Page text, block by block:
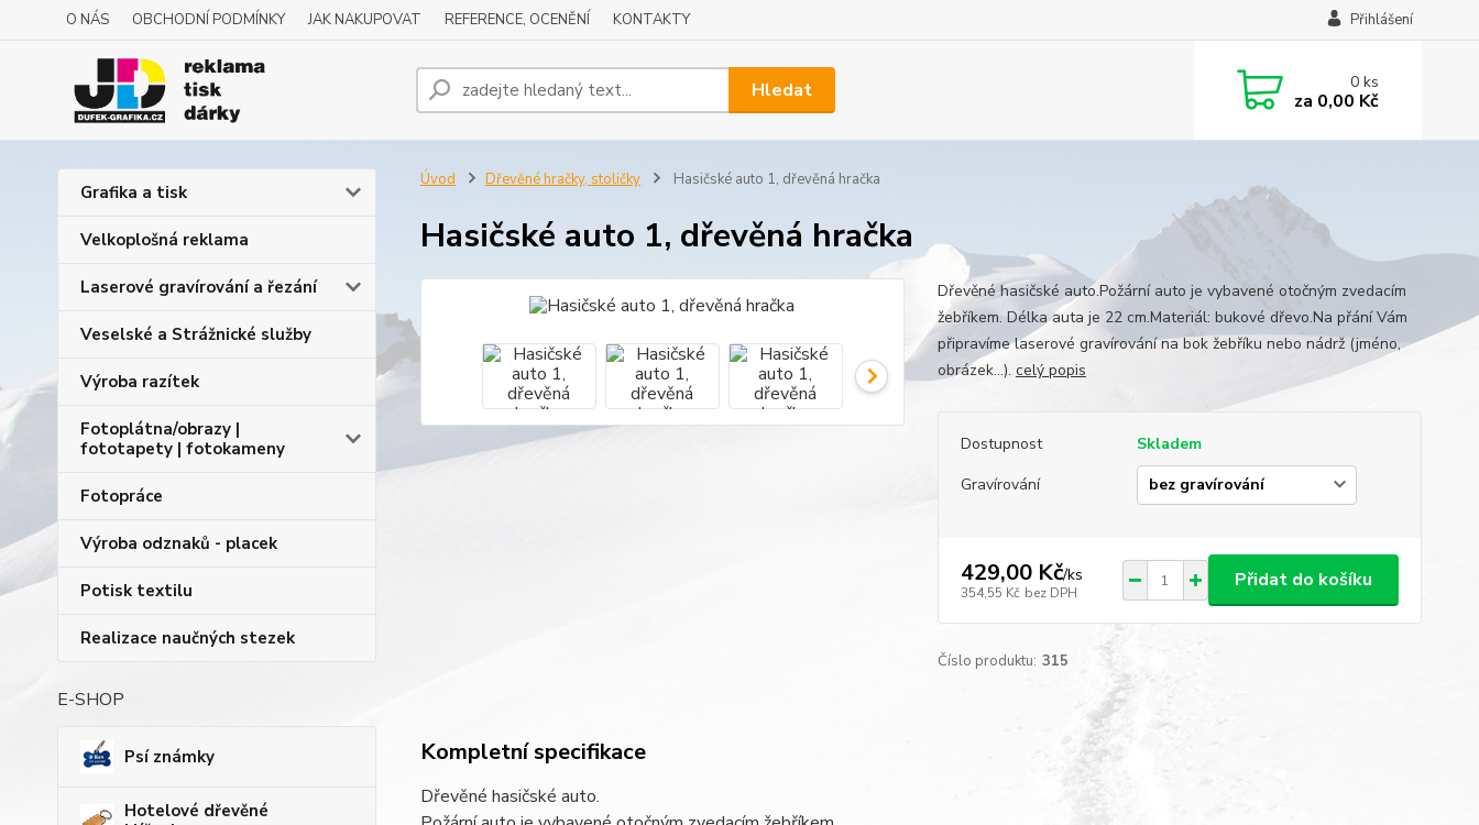
O NÁS OBCHODNÍ PODMÍNKY JAK NAKUPOVAT REFERENCE, OCENĚNÍ KONTAKTY Přihlášení
Hledat 0ks
za 0,00 Kč
Grafika a tisk
Velkoplošná reklama
Laserové gravírování a řezání
Veselské a Strážnické služby
Výroba razítek
Fotoplátna/obrazy |
fototapety | fotokameny
Fotopráce
Výroba odznaků - placek
Potisk textilu
Realizace naučných stezek
E-SHOP
Psí známky
Hotelové dřevěné
Úvod Dřevěné hračky, stoličky Hasičské auto 1, dřevěná hračka
Hasičské auto 1, dřevěná hračka
Dřevěné hasičské auto.Požární auto je vybavené otočným zvedacím
žebříkem. Délka auta je 22 cm.Materiál: bukové dřevo.Na přání Vám
připravíme laserové gravírování na bok žebříku nebo nádrž (jméno,
obrázek...). celý popis
Dostupnost
Skladem
Gravírování
429,00 Kč/ks
354,55 Kč bez DPH
Přidat do košíku
Číslo produktu: 315
Kompletní specifikace
Dřevěné hasičské auto.